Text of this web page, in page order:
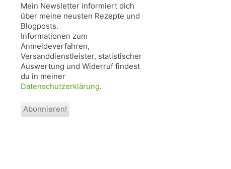
Mein Newsletter informiert dich
über meine neusten Rezepte und
Blogposts.
Informationen zum
Anmeldeverfahren,
Versanddienstleister, statistischer
Auswertung und Widerruf findest
du in meiner
Datenschutzerklärung.